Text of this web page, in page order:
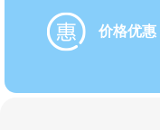
价格优惠